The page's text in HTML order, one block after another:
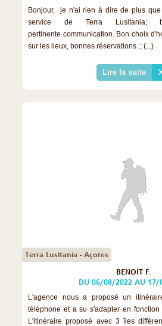
B‌onjour, je n'ai rien à dire de plus que
service de Terra Lusitania;
pertinente communication. Bon choix
sur les lieux, bonnes réservations..; (...)
Lire la suite
Terra Lusitania - Açores
BENOIT F.
DU 06/08/2022 AU 17/
L'agence nous a proposé un
téléphone et a su s'adapter en
L'itinéraire proposé avec 3 îles